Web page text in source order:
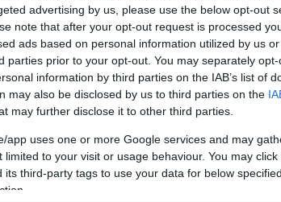
advertising by us, please use the below opt-out
note that after your opt-out request is processed
ads based on personal information utilized by us
parties prior to your opt-out. You may separately
information by third parties on the IAB’s list of
may also be disclosed by us to third parties on the
may further disclose it to other third parties.
app uses one or more Google services and may
limited to your visit or usage behaviour. You may
its third-party tags to use your data for below
på 202 hästkrafter och
på över 20 000 kronor om
tillval.